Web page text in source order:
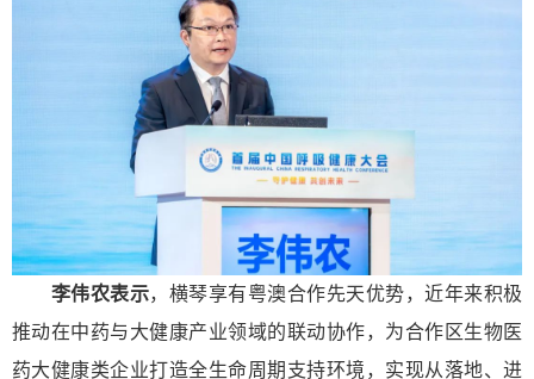
李伟农表示，横琴享有粤澳合作先天优势，近年来积极
推动在中药与大健康产业领域的联动协作，为合作区生物医
药大健康类企业打造全生命周期支持环境，实现从落地、进